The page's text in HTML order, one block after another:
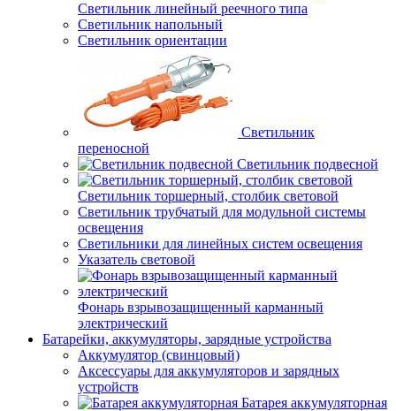
Светильник линейный реечного типа
Светильник напольный
Светильник ориентации
Светильник
переносной
Светильник подвесной
Светильник торшерный, столбик световой
Светильник трубчатый для модульной системы
освещения
Светильники для линейных систем освещения
Указатель световой
Фонарь взрывозащищенный карманный
электрический
Батарейки, аккумуляторы, зарядные устройства
Аккумулятор (свинцовый)
Аксессуары для аккумуляторов и зарядных
устройств
Батарея аккумуляторная